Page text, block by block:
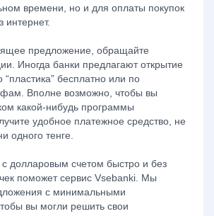
времени, но и для оплаты покупок
интернет.
предложение, обращайте
Иногда банки предлагают открытие
“пластика” бесплатно или по
Вполне возможно, чтобы вы
какой-нибудь программы
удобное платежное средство, не
одного тенге.
долларовым счетом быстро и без
поможет сервис Vsebanki. Мы
с минимальными
вы могли решить свои